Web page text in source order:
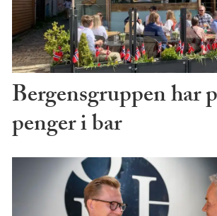
Bergensgruppen har
penger i bar